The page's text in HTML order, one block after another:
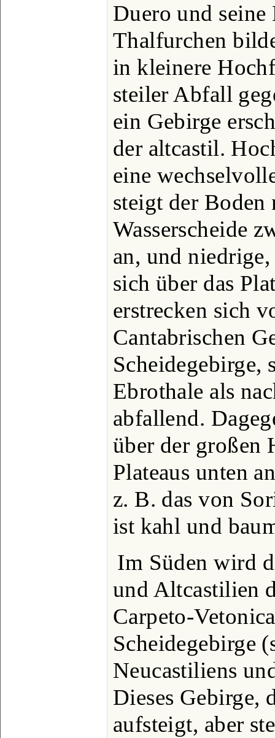
Duero und seine
Thalfurchen
in kleinere
steiler Abfall
ein Gebirge
der altcastil.
eine
steigt der Boden
Wasserscheide
an, und
sich über das
erstrecken sich
Cantabrischen
Scheidegebirge,
Ebrothale als
abfallend.
über der großen
Plateaus unten
z. B. das von
ist kahl und
Im Süden wird
und Altcastilien
Carpeto-
Scheidegebirge
Neucastiliens
Dieses Gebirge,
aufsteigt, aber